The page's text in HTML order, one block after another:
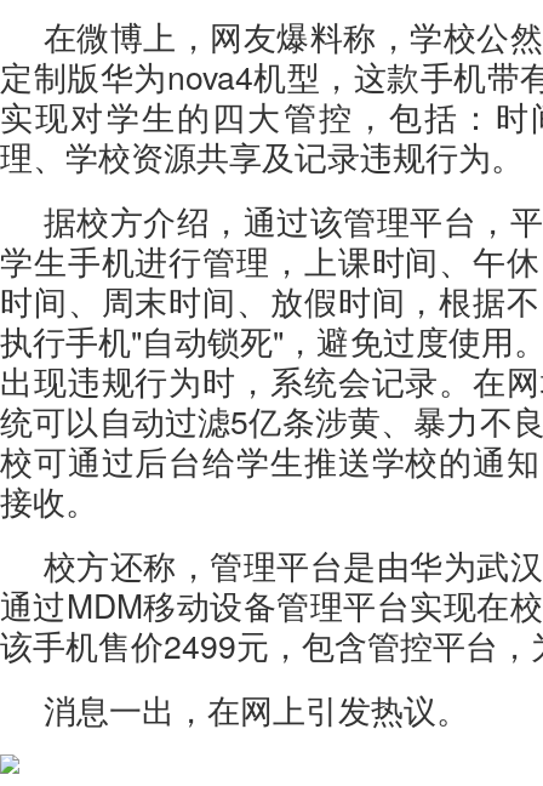
在微博上，网友爆料称，学校公
定制版华为nova4机型，这款手机带
实现对学生的四大管控，包括：
理、学校资源共享及记录违规行为。
据校方介绍，通过该管理平台，
学生手机进行管理，上课时间、午
时间、周末时间、放假时间，根据
执行手机"自动锁死"，避免过度使用
出现违规行为时，系统会记录。在
统可以自动过滤5亿条涉黄、暴力不
校可通过后台给学生推送学校的通
接收。
校方还称，管理平台是由华为武
通过MDM移动设备管理平台实现在
该手机售价2499元，包含管控平台，
消息一出，在网上引发热议。